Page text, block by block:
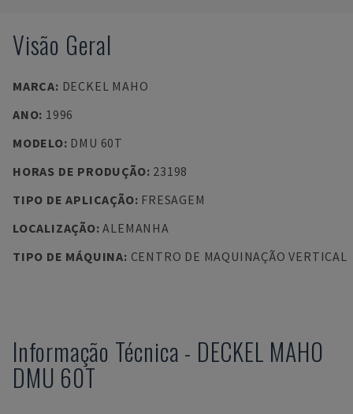
Visão Geral
MARCA: DECKEL MAHO
ANO: 1996
MODELO: DMU 60T
HORAS DE PRODUÇÃO: 23198
TIPO DE APLICAÇÃO: FRESAGEM
LOCALIZAÇÃO:ALEMANHA
TIPO DE MÁQUINA: CENTRO DE MAQUINAÇÃO VERTICAL
Informação Técnica - DECKEL MAHO
DMU 60T